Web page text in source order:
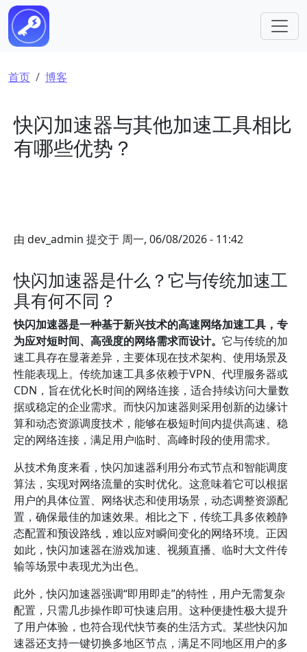
跳转到主要内容
面包屑
首页 博客
快闪加速器与其他加速工具相比
有哪些优势？
由 dev_admin 提交于 周一, 06/08/2026 - 11:42
快闪加速器是什么？它与传统加速工
具有何不同？
快闪加速器是一种基于新兴技术的高速网络加速工具，专
为应对短时间、高强度的网络需求而设计。 它与传统的加
速工具存在显著差异，主要体现在技术架构、使用场景及
性能表现上。传统加速工具多依赖于VPN、代理服务器或
CDN，旨在优化长时间的网络连接，适合持续访问大量数
据或稳定的企业需求。而快闪加速器则采用创新的边缘计
算和动态资源调度技术，能够在极短时间内提供高速、稳
定的网络连接，满足用户临时、高峰时段的使用需求。
从技术角度来看，快闪加速器利用分布式节点和智能调度
算法，实现对网络流量的实时优化。这意味着它可以根据
用户的具体位置、网络状态和使用场景，动态调整资源配
置，确保最佳的加速效果。相比之下，传统工具多依赖静
态配置和预设路线，难以应对瞬间变化的网络环境。正因
如此，快闪加速器在游戏加速、视频直播、临时大文件传
输等场景中表现尤为出色。
此外，快闪加速器强调“即用即走”的特性，用户无需复杂
配置，只需几步操作即可快速启用。这种便捷性极大提升
了用户体验，也符合现代快节奏的生活方式。某些快闪加
速器还支持一键切换多地区节点，满足不同地区用户的多